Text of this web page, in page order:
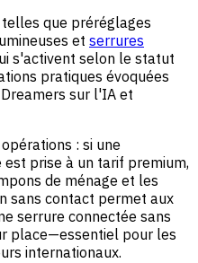
que préréglages
et serrures
s'activent selon le statut
pratiques évoquées
sur l'IA et
: si une
prise à un tarif premium,
de ménage et les
sans contact permet aux
serrure connectée sans
place—essentiel pour les
internationaux.